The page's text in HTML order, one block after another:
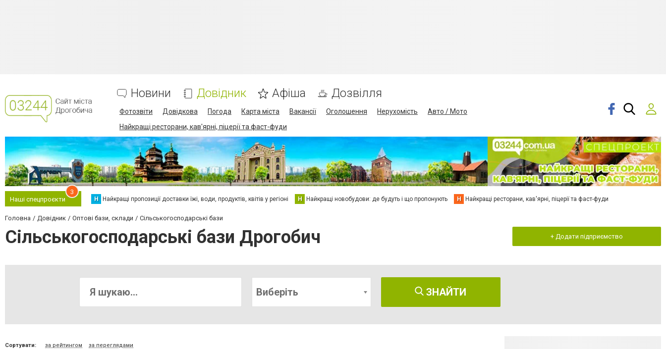
Новини Довідник Афіша Дозвілля
Фотозвіти Довідкова Погода Карта міста Вакансії Оголошення Нерухомість
Авто / Мото
Найкращі ресторани, кав'ярні, піцерії та фаст-фуди
Наші спецпроєкти
3
Н Найкращі пропозиції доставки їжі, води, продуктів, квітів у регіоні Н Найкращі новобудови: де будуть і що пропонують Н Найкращі ресторани, кав'ярні, піцерії та фаст-фуди
Головна Довідник Оптові бази, склади Сільськогосподарські бази
Сільськогосподарські бази Дрогобич + Додати підприємство
Виберіть ЗНАЙТИ
Сортувати: за рейтингом за переглядами